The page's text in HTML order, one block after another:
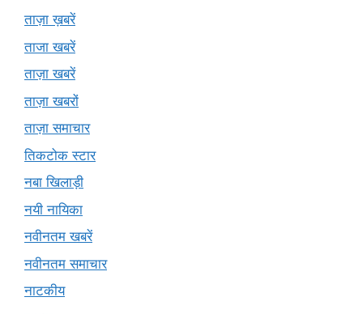
ताज़ा ख़बरें
ताजा खबरें
ताज़ा खबरें
ताज़ा खबरों
ताज़ा समाचार
तिकटोक स्टार
नबा खिलाड़ी
नयी नायिका
नवीनतम खबरें
नवीनतम समाचार
नाटकीय